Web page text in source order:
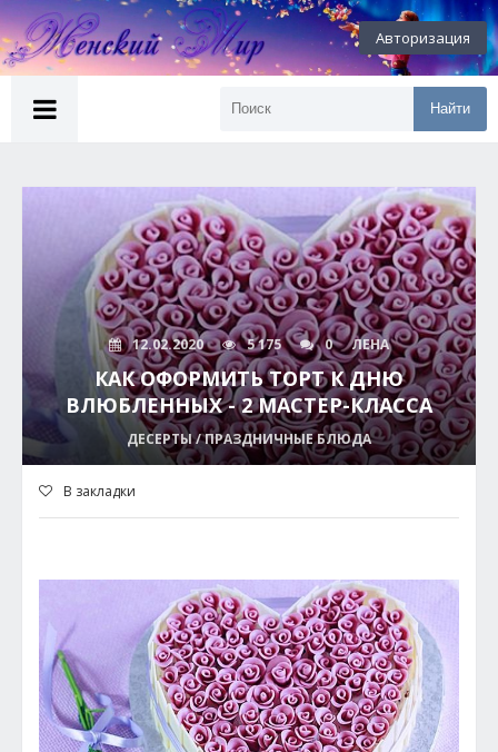
Авторизация
Найти
12.02.2020 5 175 0 ЛЕНА
КАК ОФОРМИТЬ ТОРТ К ДНЮ
ВЛЮБЛЕННЫХ - 2 МАСТЕР-КЛАССА
ДЕСЕРТЫ / ПРАЗДНИЧНЫЕ БЛЮДА
В закладки